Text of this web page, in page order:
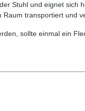
Stuhl und eignet
transportiert und
sollte einmal ein